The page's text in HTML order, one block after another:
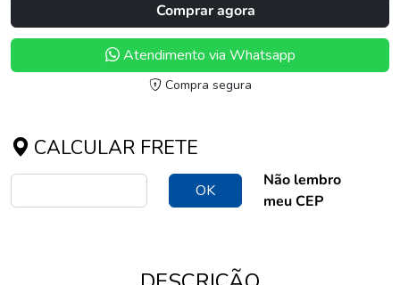
Comprar agora
Atendimento via Whatsapp
Compra segura
CALCULAR FRETE
OK
Não lembro
meu CEP